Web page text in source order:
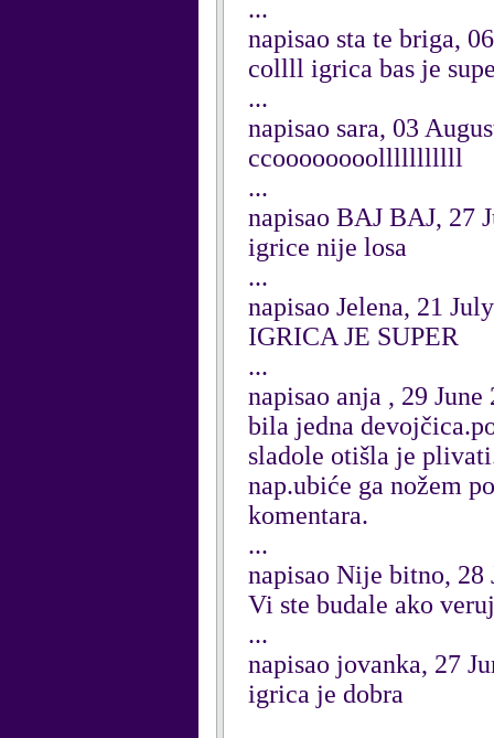
...
napisao sta te briga,
collll igrica bas je
...
napisao sara, 03
ccoooooooolllllllllll
...
napisao BAJ BAJ, 27
igrice nije losa
...
napisao Jelena, 21
IGRICA JE SUPER
...
napisao anja , 29 June
bila jedna
sladole otišla je
nap.ubiće ga nožem
komentara.
...
napisao Nije bitno, 28
Vi ste budale ako
...
napisao jovanka, 27
igrica je dobra